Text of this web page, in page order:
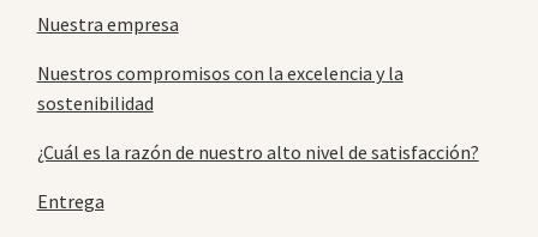
Nuestra empresa
Nuestros compromisos con la excelencia y la
sostenibilidad
¿Cuál es la razón de nuestro alto nivel de satisfacción?
Entrega